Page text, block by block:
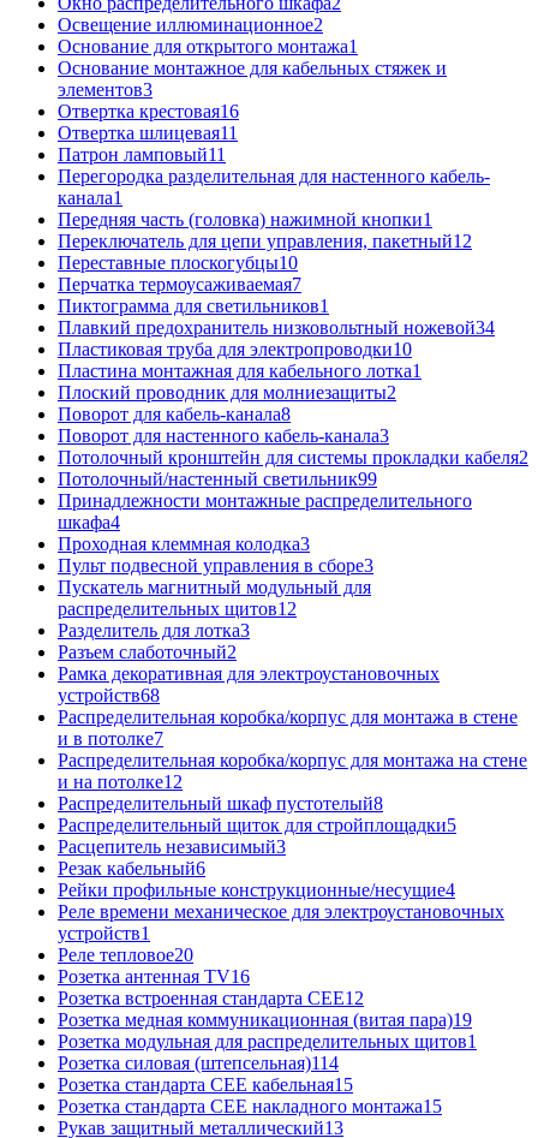
Освещение иллюминационное2
Основание для открытого монтажа1
Основание монтажное для кабельных стяжек и
элементов3
Отвертка крестовая16
Отвертка шлицевая11
Патрон ламповый11
Перегородка разделительная для настенного кабель-
канала1
Передняя часть (головка) нажимной кнопки1
Переключатель для цепи управления, пакетный12
Переставные плоскогубцы10
Перчатка термоусаживаемая7
Пиктограмма для светильников1
Плавкий предохранитель низковольтный ножевой34
Пластиковая труба для электропроводки10
Пластина монтажная для кабельного лотка1
Плоский проводник для молниезащиты2
Поворот для кабель-канала8
Поворот для настенного кабель-канала3
Потолочный кронштейн для системы прокладки кабеля2
Потолочный/настенный светильник99
Принадлежности монтажные распределительного
шкафа4
Проходная клеммная колодка3
Пульт подвесной управления в сборе3
Пускатель магнитный модульный для
распределительных щитов12
Разделитель для лотка3
Разъем слаботочный2
Рамка декоративная для электроустановочных
устройств68
Распределительная коробка/корпус для монтажа в стене
и в потолке7
Распределительная коробка/корпус для монтажа на стене
и на потолке12
Распределительный шкаф пустотелый8
Распределительный щиток для стройплощадки5
Расцепитель независимый3
Резак кабельный6
Рейки профильные конструкционные/несущие4
Реле времени механическое для электроустановочных
устройств1
Реле тепловое20
Розетка антенная TV16
Розетка встроенная стандарта CEE12
Розетка медная коммуникационная (витая пара)19
Розетка модульная для распределительных щитов1
Розетка силовая (штепсельная)114
Розетка стандарта СЕЕ кабельная15
Розетка стандарта СЕЕ накладного монтажа15
Рукав защитный металлический13